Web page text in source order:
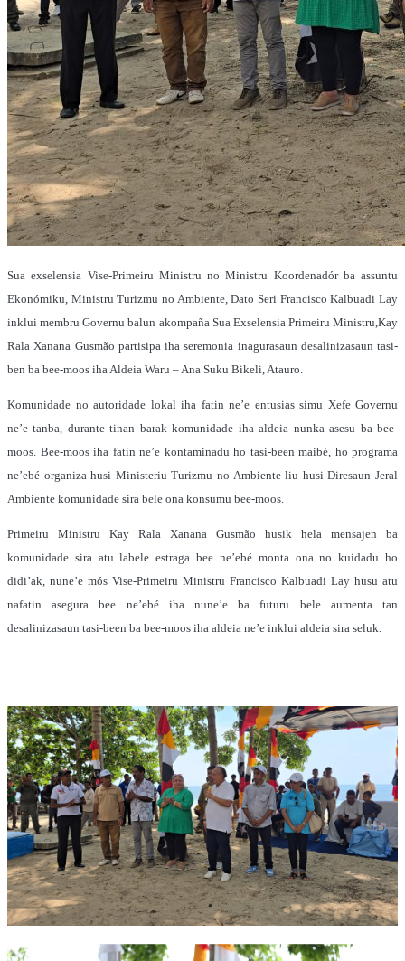
Sua exselensia Vise-Primeiru Ministru no Ministru Koordenadór ba assuntu
Ekonómiku, Ministru Turizmu no Ambiente, Dato Seri Francisco Kalbuadi Lay
inklui membru Governu balun akompaña Sua Exselensia Primeiru Ministru,Kay
Rala Xanana Gusmão partisipa iha seremonia inagurasaun desalinizasaun tasi-
ben ba bee-moos iha Aldeia Waru – Ana Suku Bikeli, Atauro.
Komunidade no autoridade lokal iha fatin ne’e entusias simu Xefe Governu
ne’e tanba, durante tinan barak komunidade iha aldeia nunka asesu ba bee-
moos. Bee-moos iha fatin ne’e kontaminadu ho tasi-been maibé, ho programa
ne’ebé organiza husi Ministeriu Turizmu no Ambiente liu husi Diresaun Jeral
Ambiente komunidade sira bele ona konsumu bee-moos.
Primeiru Ministru Kay Rala Xanana Gusmão husik hela mensajen ba
komunidade sira atu labele estraga bee ne’ebé monta ona no kuidadu ho
didi’ak, nune’e mós Vise-Primeiru Ministru Francisco Kalbuadi Lay husu atu
nafatin asegura bee ne’ebé iha nune’e ba futuru bele aumenta tan
desalinizasaun tasi-been ba bee-moos iha aldeia ne’e inklui aldeia sira seluk.